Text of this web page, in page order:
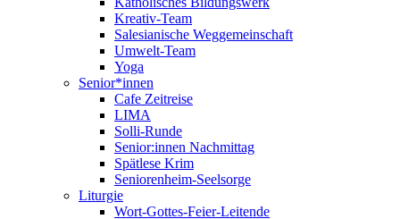
Kreativ-Team
Salesianische Weggemeinschaft
Umwelt-Team
Yoga
Senior*innen
Cafe Zeitreise
LIMA
Solli-Runde
Senior:innen Nachmittag
Spätlese Krim
Seniorenheim-Seelsorge
Liturgie
Wort-Gottes-Feier-Leitende